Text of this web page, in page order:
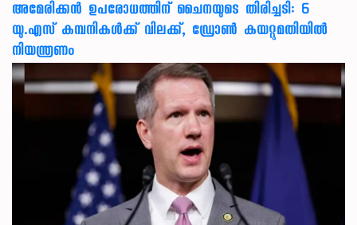
അമേരിക്കൻ ഉപരോധത്തിന് ചൈനയുടെ തിരിച്ചടി: 6
യു.എസ് കമ്പനികൾക്ക് വിലക്ക്, ഡ്രോൺ കയറ്റുമതിയിൽ
നിയന്ത്രണം